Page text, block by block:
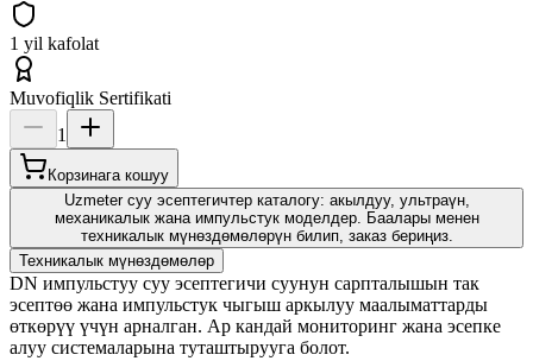
1 yil kafolat
Muvofiqlik Sertifikati
1
Корзинага кошуу
Uzmeter суу эсептегичтер каталогу: акылдуу, ультраүн,
механикалык жана импульстук моделдер. Баалары менен
техникалык мүнөздөмөлөрүн билип, заказ бериңиз.
Техникалык мүнөздөмөлөр
DN импульстуу суу эсептегичи суунун сарпталышын так
эсептөө жана импульстук чыгыш аркылуу маалыматтарды
өткөрүү үчүн арналган. Ар кандай мониторинг жана эсепке
алуу системаларына туташтырууга болот.